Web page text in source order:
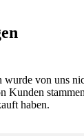
von uns
Kunden
haben.